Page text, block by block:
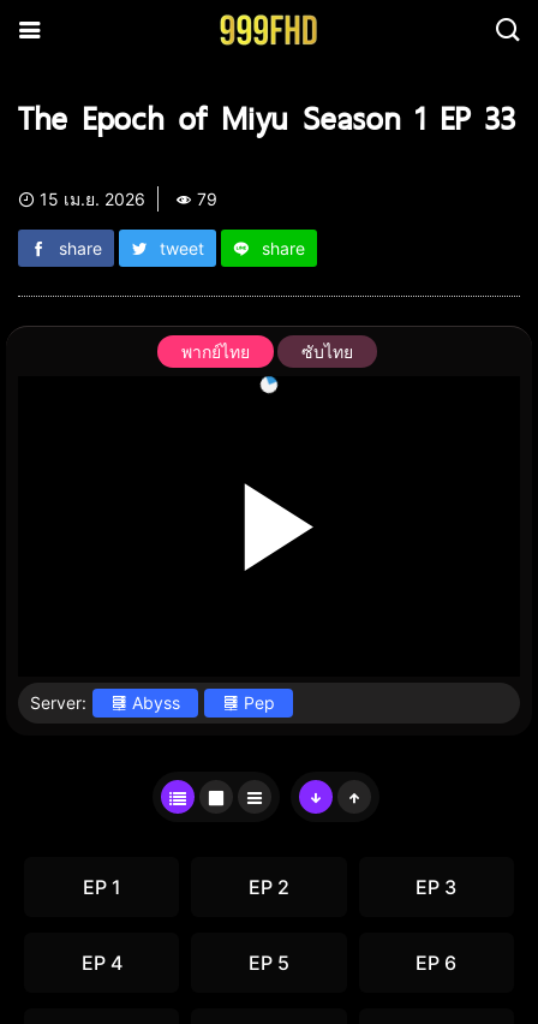
The Epoch of Miyu Season 1 EP 33
15 เม.ย. 2026 79
share tweet share
พากย์ไทย ซับไทย
Server: Abyss Pep
EP 1 EP 2 EP 3
EP 4 EP 5 EP 6